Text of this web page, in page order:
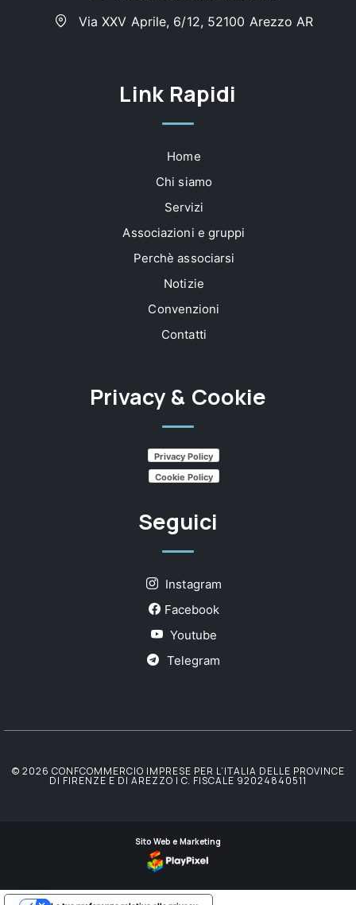
Via XXV Aprile, 6/12, 52100 Arezzo AR
Link Rapidi
Home
Chi siamo
Servizi
Associazioni e gruppi
Perchè associarsi
Notizie
Convenzioni
Contatti
Privacy & Cookie
Privacy Policy
Cookie Policy
Seguici
Instagram
Facebook
Youtube
Telegram
© 2026 CONFCOMMERCIO IMPRESE PER L’ITALIA DELLE PROVINCE
DI FIRENZE E DI AREZZO | C. FISCALE 92024840511
Sito Web e Marketing